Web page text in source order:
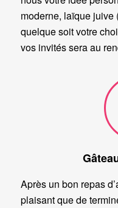
moderne, laïque juive
quelque soit votre
vos invités sera au
Après un bon repas
plaisant que de